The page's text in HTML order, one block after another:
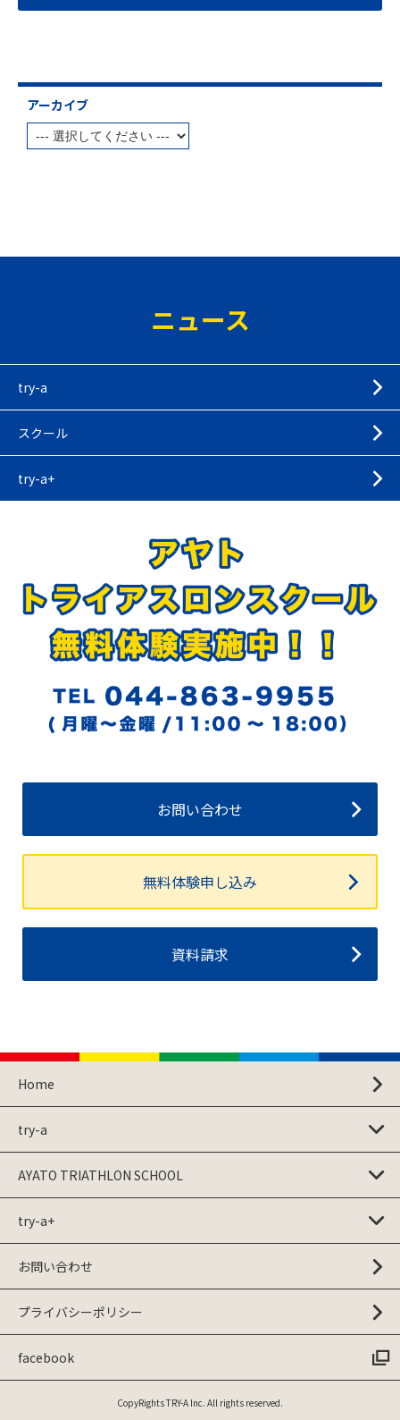
アーカイブ
ニュース
try-a
スクール
try-a+
お問い合わせ
無料体験申し込み
資料請求
Home
try-a
AYATO TRIATHLON SCHOOL
try-a+
お問い合わせ
プライバシーポリシー
facebook
CopyRights TRY-A Inc. All rights reserved.